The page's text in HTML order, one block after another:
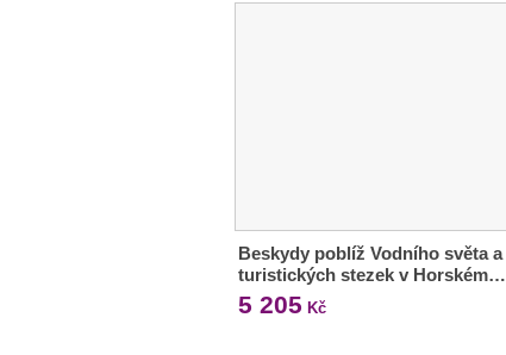
Beskydy poblíž Vodního světa a
turistických stezek v Horském…
5 205 Kč